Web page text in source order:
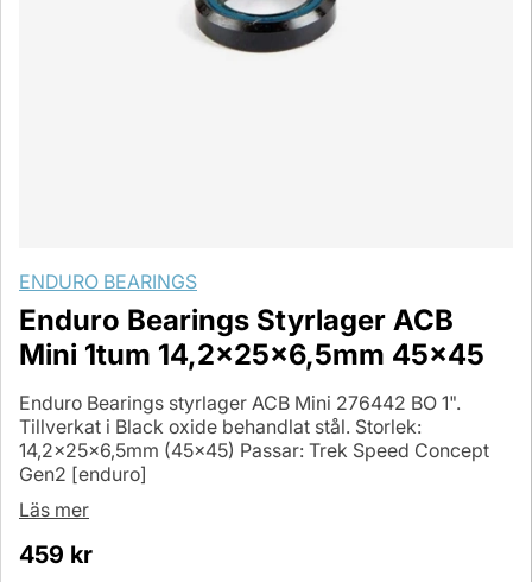
ENDURO BEARINGS
Enduro Bearings Styrlager ACB
Mini 1tum 14,2x25x6,5mm 45x45
Enduro Bearings styrlager ACB Mini 276442 BO 1".
Tillverkat i Black oxide behandlat stål. Storlek:
14,2x25x6,5mm (45x45) Passar: Trek Speed Concept
Gen2 [enduro]
Läs mer
459 kr